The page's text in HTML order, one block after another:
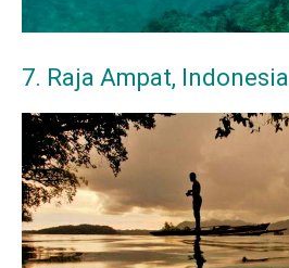
7. Raja Ampat, Indonesia